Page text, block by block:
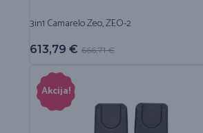
3in1 Camarelo Zeo, ZEO-2
666,71€
613,79 €
Akcija!